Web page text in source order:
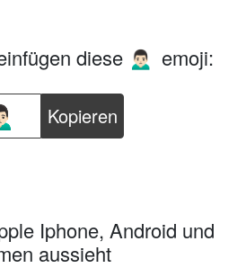
diese 🙍🏻‍♂️ emoji:
Kopieren
Iphone, Android und
aussieht